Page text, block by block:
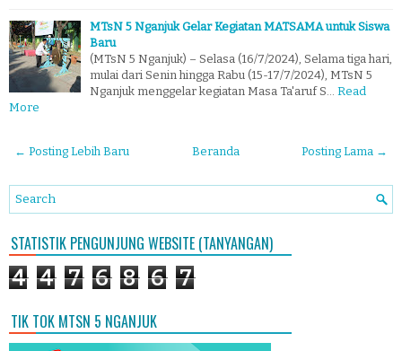
MTsN 5 Nganjuk Gelar Kegiatan MATSAMA untuk Siswa
Baru
(MTsN 5 Nganjuk) – Selasa (16/7/2024), Selama tiga hari,
mulai dari Senin hingga Rabu (15-17/7/2024), MTsN 5
Nganjuk menggelar kegiatan Masa Ta'aruf S… Read
More
← Posting Lebih Baru Posting Lama →
Beranda
STATISTIK PENGUNJUNG WEBSITE (TANYANGAN)
4 4 7 6 8 6 7
TIK TOK MTSN 5 NGANJUK